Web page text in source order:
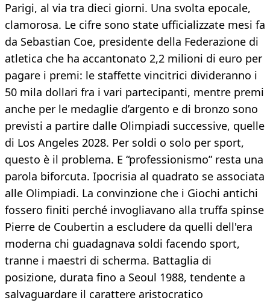
Parigi, al via tra dieci giorni. Una svolta epocale,
clamorosa. Le cifre sono state ufficializzate mesi fa
da Sebastian Coe, presidente della Federazione di
atletica che ha accantonato 2,2 milioni di euro per
pagare i premi: le staffette vincitrici divideranno i
50 mila dollari fra i vari partecipanti, mentre premi
anche per le medaglie d’argento e di bronzo sono
previsti a partire dalle Olimpiadi successive, quelle
di Los Angeles 2028. Per soldi o solo per sport,
questo è il problema. E “professionismo” resta una
parola biforcuta. Ipocrisia al quadrato se associata
alle Olimpiadi. La convinzione che i Giochi antichi
fossero finiti perché invogliavano alla truffa spinse
Pierre de Coubertin a escludere da quelli dell'era
moderna chi guadagnava soldi facendo sport,
tranne i maestri di scherma. Battaglia di
posizione, durata fino a Seoul 1988, tendente a
salvaguardare il carattere aristocratico